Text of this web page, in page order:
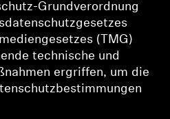
Grundverordnung
(TMG)
technische und
ergriffen, um die